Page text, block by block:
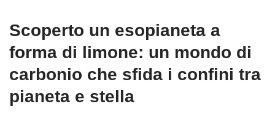
Scoperto un esopianeta a
forma di limone: un mondo di
carbonio che sfida i confini tra
pianeta e stella